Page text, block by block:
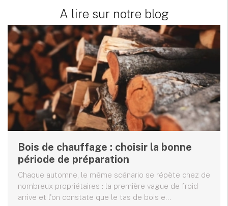
A lire sur notre blog
Bois de chauffage : choisir la bonne
période de préparation
Chaque automne, le même scénario se répète chez de
nombreux propriétaires : la première vague de froid
arrive et l'on constate que le tas de bois e...